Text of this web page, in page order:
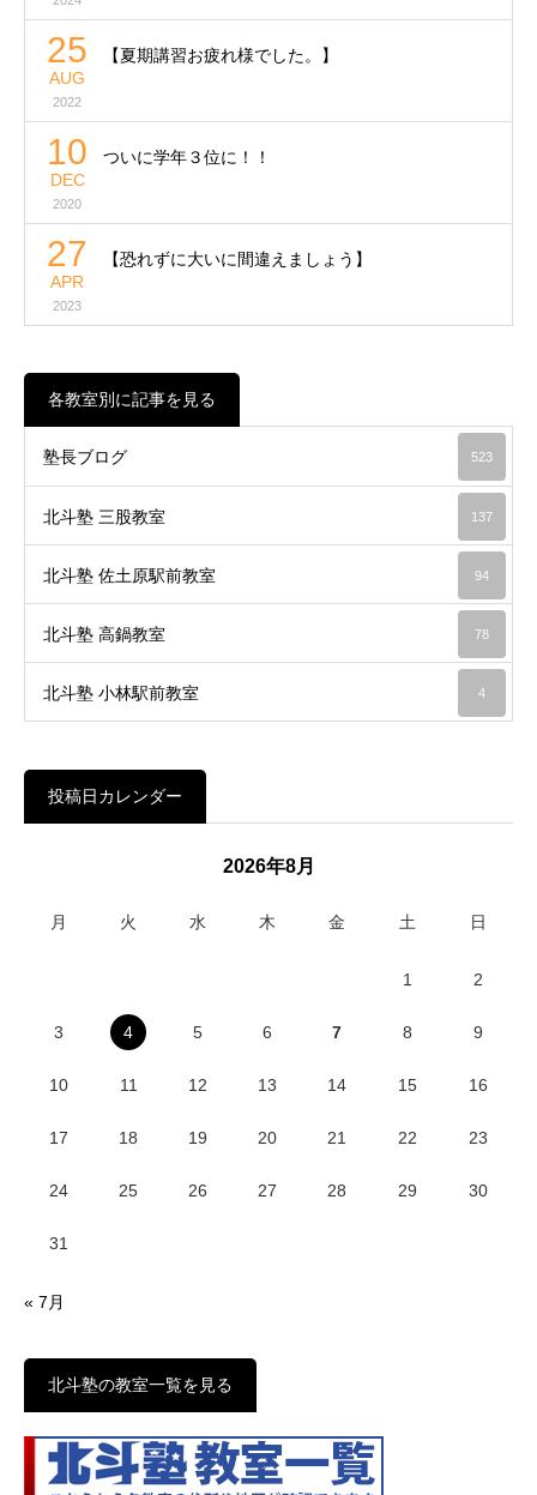
25
AUG
2022
【夏期講習お疲れ様でした。】
10
DEC
2020
ついに学年３位に！！
27
APR
2023
【恐れずに大いに間違えましょう】
各教室別に記事を見る
塾長ブログ 523
北斗塾 三股教室 137
北斗塾 佐土原駅前教室 94
北斗塾 高鍋教室 78
北斗塾 小林駅前教室 4
投稿日カレンダー
2026年8月
月 火 水 木 金 土 日
1 2
3 4 5 6 7 8 9
10 11 12 13 14 15 16
17 18 19 20 21 22 23
24 25 26 27 28 29 30
31
« 7月
北斗塾の教室一覧を見る